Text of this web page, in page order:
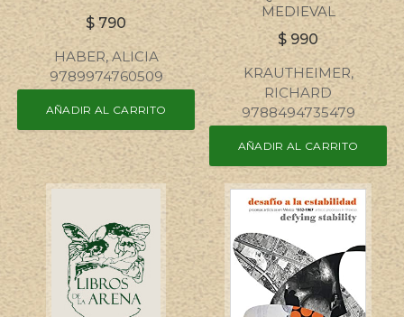
$790
HABER, ALICIA
9789974760509
AÑADIR AL CARRITO
MEDIEVAL
$990
KRAUTHEIMER,
RICHARD
9788494735479
AÑADIR AL CARRITO